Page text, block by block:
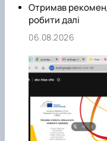
Отримав
робити далі
06.08.2026